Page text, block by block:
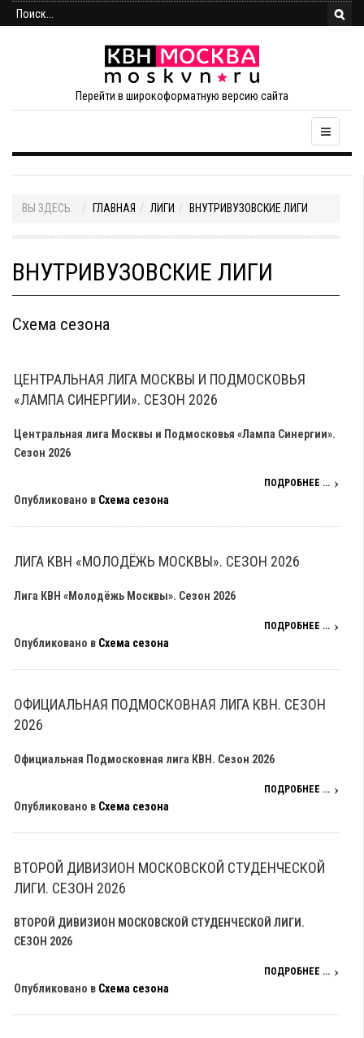
Перейти в широкоформатную версию сайта
ВЫ ЗДЕСЬ: ГЛАВНАЯ ЛИГИ ВНУТРИВУЗОВСКИЕ ЛИГИ
ВНУТРИВУЗОВСКИЕ ЛИГИ
Схема сезона
ЦЕНТРАЛЬНАЯ ЛИГА МОСКВЫ И ПОДМОСКОВЬЯ
«ЛАМПА СИНЕРГИИ». СЕЗОН 2026
Центральная лига Москвы и Подмосковья «Лампа Синергии».
Сезон 2026
ПОДРОБНЕЕ ...
Опубликовано в Схема сезона
ЛИГА КВН «МОЛОДЁЖЬ МОСКВЫ». СЕЗОН 2026
Лига КВН «Молодёжь Москвы». Сезон 2026
ПОДРОБНЕЕ ...
Опубликовано в Схема сезона
ОФИЦИАЛЬНАЯ ПОДМОСКОВНАЯ ЛИГА КВН. СЕЗОН
2026
Официальная Подмосковная лига КВН. Сезон 2026
ПОДРОБНЕЕ ...
Опубликовано в Схема сезона
ВТОРОЙ ДИВИЗИОН МОСКОВСКОЙ СТУДЕНЧЕСКОЙ
ЛИГИ. СЕЗОН 2026
ВТОРОЙ ДИВИЗИОН МОСКОВСКОЙ СТУДЕНЧЕСКОЙ ЛИГИ.
СЕЗОН 2026
ПОДРОБНЕЕ ...
Опубликовано в Схема сезона